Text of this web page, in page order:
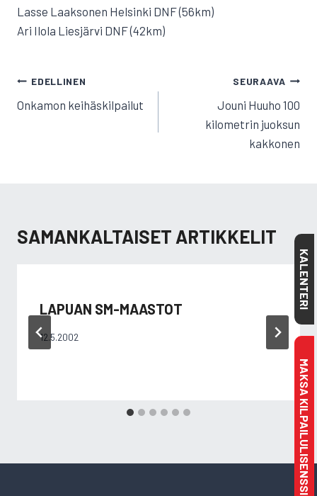
Lasse Laaksonen Helsinki DNF (56km)
Ari Ilola Liesjärvi DNF (42km)
ARTIKKELIEN
SELAUS
EDELLINEN
Onkamon keihäskilpailut
SEURAAVA
Jouni Huuho 100
kilometrin juoksun
kakkonen
SAMANKALTAISET ARTIKKELIT
LAPUAN SM-MAASTOT
12.5.2002
KALENTERI
MAKSA KILPAILULISENSSI